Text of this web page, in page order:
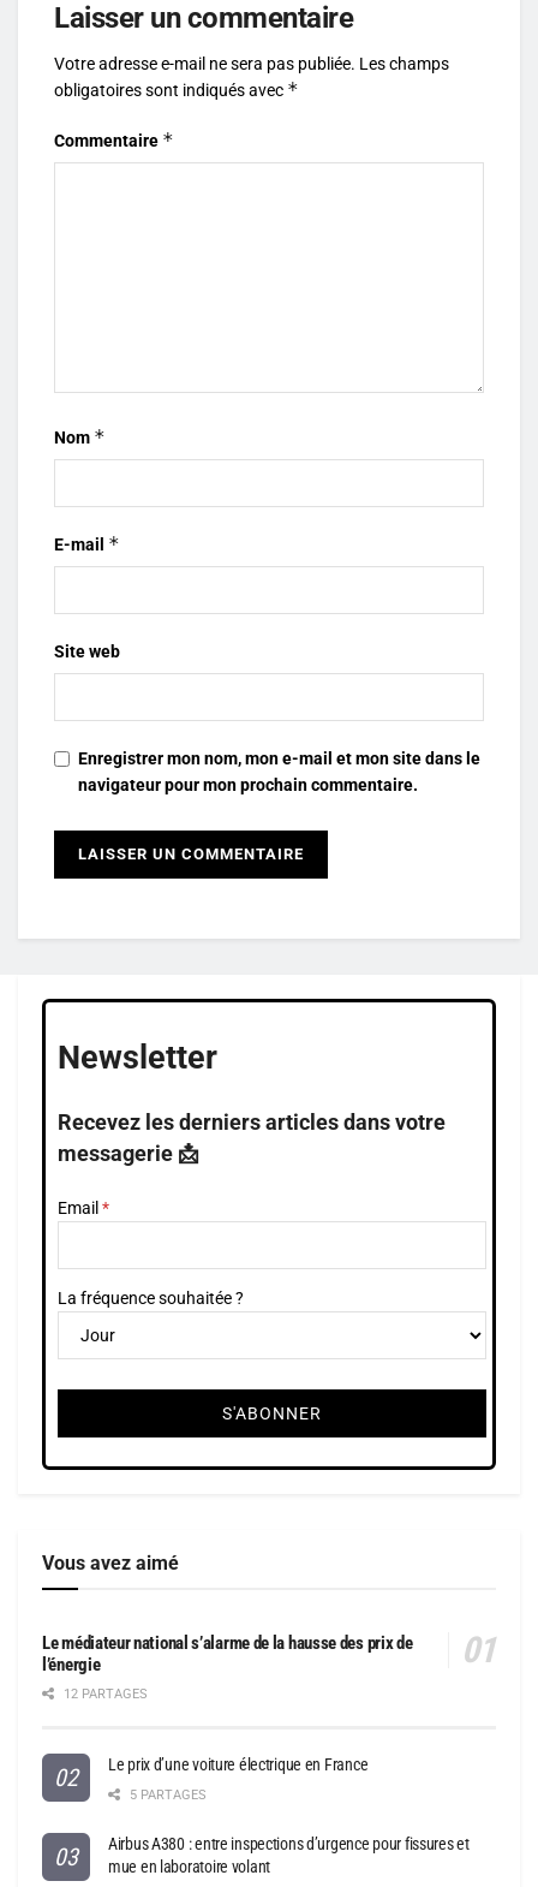
Laisser un commentaire
Votre adresse e-mail ne sera pas publiée. Les champs
obligatoires sont indiqués avec *
Commentaire *
Nom *
E-mail *
Site web
Enregistrer mon nom, mon e-mail et mon site dans le
navigateur pour mon prochain commentaire.
Newsletter
Recevez les derniers articles dans votre
messagerie 📩
Email
La fréquence souhaitée ?
Vous avez aimé
Le médiateur national s’alarme de la hausse des prix de
l’énergie
12 PARTAGES
Le prix d’une voiture électrique en France
5 PARTAGES
Airbus A380 : entre inspections d’urgence pour fissures et
mue en laboratoire volant